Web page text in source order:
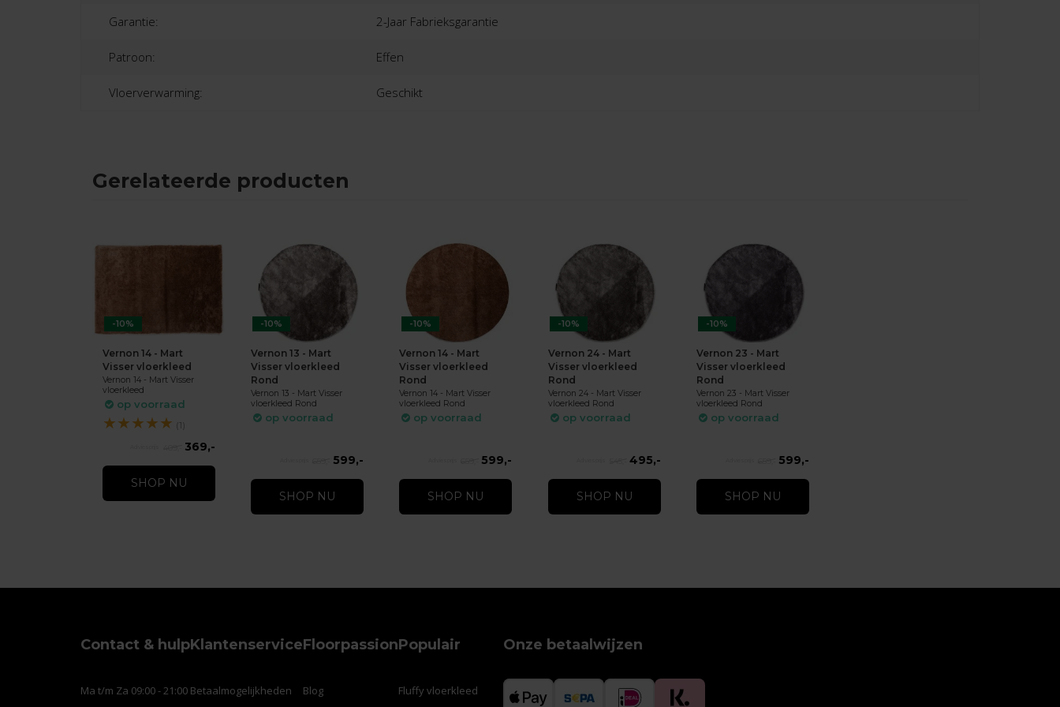
Garantie: 2-Jaar Fabrieksgarantie
Patroon: Effen
Vloerverwarming: Geschikt
Gerelateerde producten
-10%
Vernon 14 - Mart
Visser vloerkleed
Vernon 14 - Mart Visser
vloerkleed
op voorraad
★★★★★ (1)
369,-
SHOP NU
-10%
Vernon 13 - Mart
Visser vloerkleed
Rond
Vernon 13 - Mart Visser
vloerkleed Rond
op voorraad
599,-
SHOP NU
-10%
Vernon 14 - Mart
Visser vloerkleed
Rond
Vernon 14 - Mart Visser
vloerkleed Rond
op voorraad
599,-
SHOP NU
-10%
Vernon 24 - Mart
Visser vloerkleed
Rond
Vernon 24 - Mart Visser
vloerkleed Rond
op voorraad
495,-
SHOP NU
-10%
Vernon 23 - Mart
Visser vloerkleed
Rond
Vernon 23 - Mart Visser
vloerkleed Rond
op voorraad
599,-
SHOP NU
Contact & hulp
Ma t/m Za 09:00 - 21:00
Klantenservice
Betaalmogelijkheden
Floorpassion
Blog
Populair
Fluffy vloerkleed
Onze betaalwijzen